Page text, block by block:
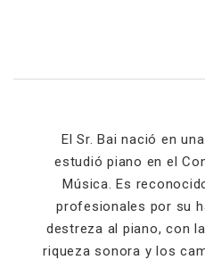
El Sr. Bai nació en
estudió piano en el
Música. Es
profesionales por su
destreza al piano, con
riqueza sonora y los